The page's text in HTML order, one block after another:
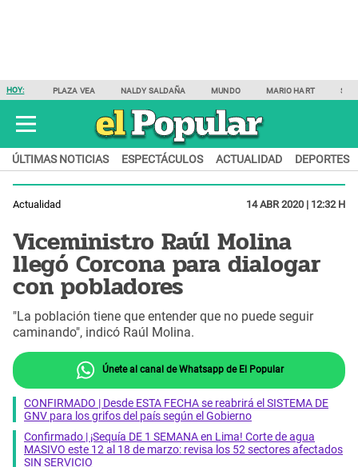
HOY: PLAZA VEA NALDY SALDAÑA MUNDO MARIO HART
ÚLTIMAS NOTICIAS ESPECTÁCULOS ACTUALIDAD DEPORTES
Actualidad 14 ABR 2020 | 12:32 H
Viceministro Raúl Molina
llegó Corcona para dialogar
con pobladores
"La población tiene que entender que no puede seguir
caminando", indicó Raúl Molina.
Únete al canal de Whatsapp de El Popular
CONFIRMADO | Desde ESTA FECHA se reabrirá el SISTEMA DE
GNV para los grifos del país según el Gobierno
Confirmado | ¡Sequía DE 1 SEMANA en Lima! Corte de agua
MASIVO este 12 al 18 de marzo: revisa los 52 sectores afectados
SIN SERVICIO